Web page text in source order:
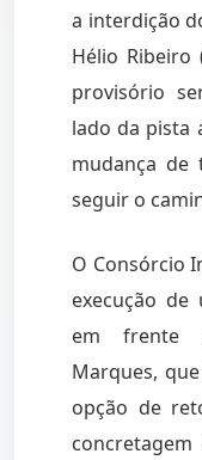
a interdição
Hélio Ribeiro
provisório
lado da pista
mudança de
seguir o
O Consórcio
execução
em frente
Marques,
opção de